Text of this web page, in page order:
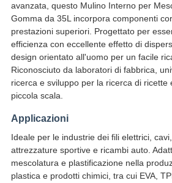
avanzata, questo Mulino Interno per
Gomma da 35L incorpora componenti
prestazioni superiori. Progettato per
efficienza con eccellente effetto di
design orientato all'uomo per un facile
Riconosciuto da laboratori di fabbrica,
ricerca e sviluppo per la ricerca di ricette
piccola scala.
Applicazioni
Ideale per le industrie dei fili elettrici,
attrezzature sportive e ricambi auto.
mescolatura e plastificazione nella
plastica e prodotti chimici, tra cui EVA,